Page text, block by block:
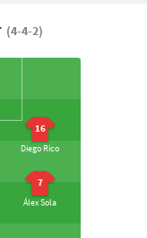
(4-4-2)
16
Diego Rico
7
Álex Sola